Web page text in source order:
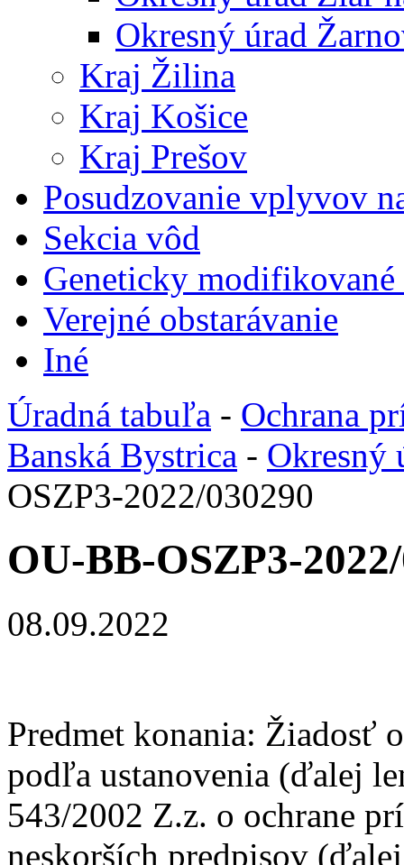
Okresný úrad
Kraj Žilina
Kraj Košice
Kraj Prešov
Posudzovanie vplyvov
Sekcia vôd
Geneticky
Verejné obstarávanie
Iné
Úradná tabuľa - Ochrana
Banská Bystrica - Okresný
OSZP3-2022/030290
OU-BB-OSZP3-
08.09.2022
Predmet konania: Žiadosť
podľa ustanovenia (ďalej
543/2002 Z.z. o ochrane
neskorších predpisov